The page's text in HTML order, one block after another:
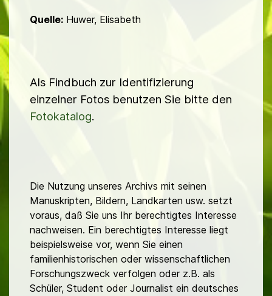
Quelle: Huwer, Elisabeth
Als Findbuch zur Identifizierung
einzelner Fotos benutzen Sie bitte den
Fotokatalog.
Die Nutzung unseres Archivs mit seinen
Manuskripten, Bildern, Landkarten usw. setzt
voraus, daß Sie uns Ihr berechtigtes Interesse
nachweisen. Ein berechtigtes Interesse liegt
beispielsweise vor, wenn Sie einen
familienhistorischen oder wissenschaftlichen
Forschungszweck verfolgen oder z.B. als
Schüler, Student oder Journalist ein deutsches